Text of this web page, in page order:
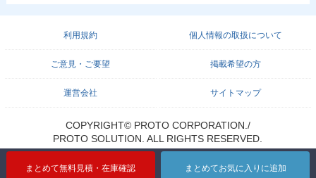
まとめて無料見積・在庫確認 まとめてお気に入りに追加
利用規約 個人情報の取扱について
ご意見・ご要望 掲載希望の方
運営会社 サイトマップ
COPYRIGHT© PROTO CORPORATION./
PROTO SOLUTION. ALL RIGHTS RESERVED.